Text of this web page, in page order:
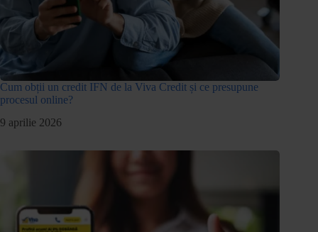
Cum obții un credit IFN de la Viva Credit și ce presupune
procesul online?
9 aprilie 2026